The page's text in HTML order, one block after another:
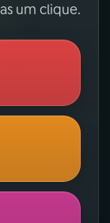
um clique.